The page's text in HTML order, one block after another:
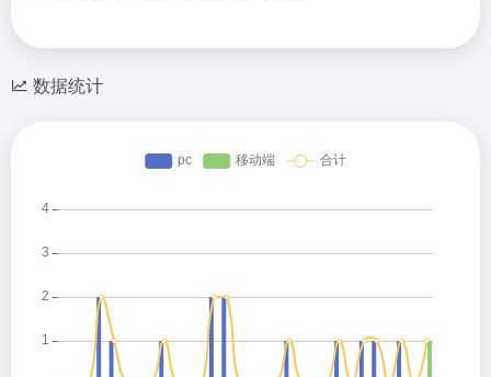
数据统计